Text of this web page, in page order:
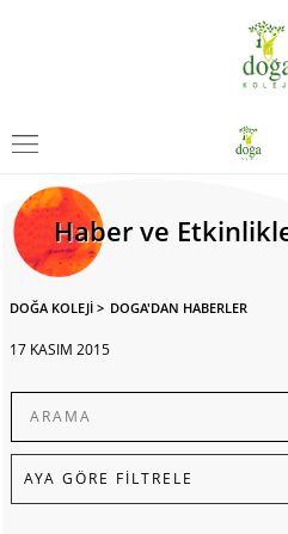
Haber ve
DOĞA KOLEJİ > DOGA'DAN HABERLER
17 KASIM 2015